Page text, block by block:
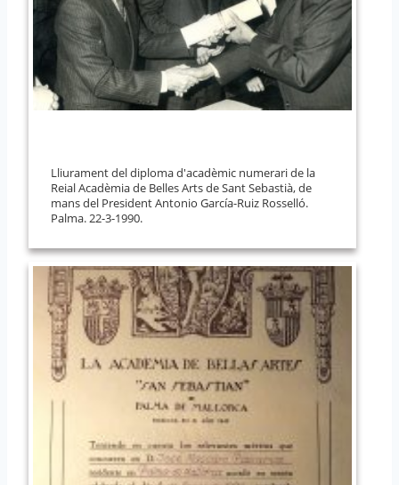
Lliurament del diploma d'acadèmic numerari de la
Reial Acadèmia de Belles Arts de Sant Sebastià, de
mans del President Antonio García-Ruiz Rosselló.
Palma. 22-3-1990.